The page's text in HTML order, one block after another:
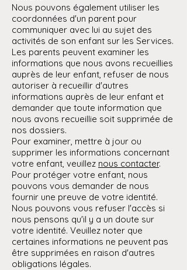
Nous pouvons également utiliser les
coordonnées d'un parent pour
communiquer avec lui au sujet des
activités de son enfant sur les Services.
Les parents peuvent examiner les
informations que nous avons recueillies
auprès de leur enfant, refuser de nous
autoriser à recueillir d'autres
informations auprès de leur enfant et
demander que toute information que
nous avons recueillie soit supprimée de
nos dossiers.
Pour examiner, mettre à jour ou
supprimer les informations concernant
votre enfant, veuillez nous contacter.
Pour protéger votre enfant, nous
pouvons vous demander de nous
fournir une preuve de votre identité.
Nous pouvons vous refuser l'accès si
nous pensons qu'il y a un doute sur
votre identité. Veuillez noter que
certaines informations ne peuvent pas
être supprimées en raison d'autres
obligations légales.